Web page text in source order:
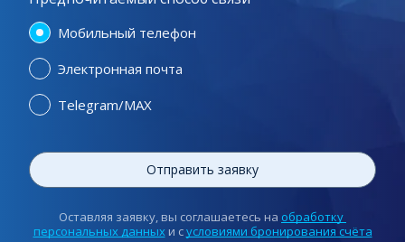
Мобильный телефон
Электронная почта
Telegram/MAX
Отправить заявку
Оставляя заявку, вы соглашаетесь на обработку
персональных данных и с условиями бронирования счёта